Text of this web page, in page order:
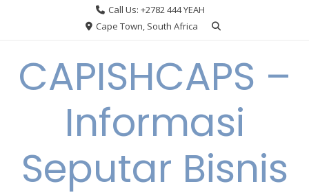
Call Us: +2782 444 YEAH
Cape Town, South Africa
CAPISHCAPS –
Informasi
Seputar Bisnis